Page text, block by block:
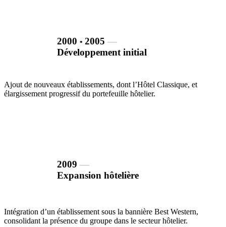
2000 • 2005 ―
Développement initial
Ajout de nouveaux établissements, dont l’Hôtel Classique, et
élargissement progressif du portefeuille hôtelier.
2009 ―
Expansion hôtelière
Intégration d’un établissement sous la bannière Best Western,
consolidant la présence du groupe dans le secteur hôtelier.